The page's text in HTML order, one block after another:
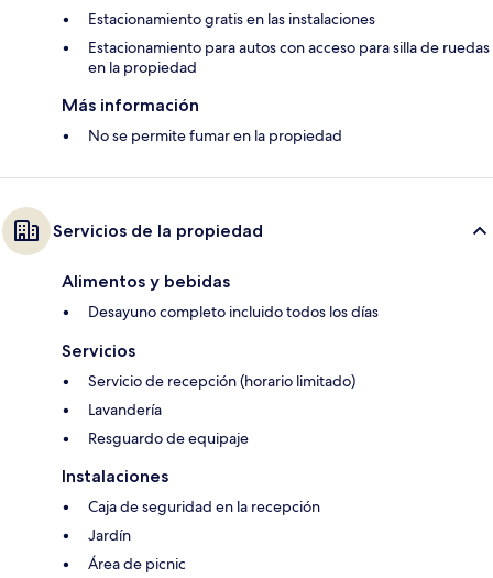
Estacionamiento gratis en las instalaciones
Estacionamiento para autos con acceso para silla de ruedas
en la propiedad
Más información
No se permite fumar en la propiedad
Servicios de la propiedad
Alimentos y bebidas
Desayuno completo incluido todos los días
Servicios
Servicio de recepción (horario limitado)
Lavandería
Resguardo de equipaje
Instalaciones
Caja de seguridad en la recepción
Jardín
Área de picnic